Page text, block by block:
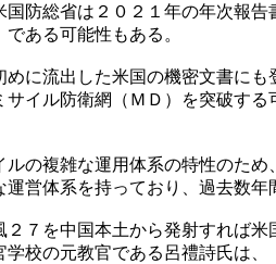
国防総省は２０２１年の年次報
ある可能性もある。
めに流出した米国の機密文書に
サイル防衛網（ＭＤ）を突破す
ルの複雑な運用体系の特性のた
運営体系を持っており、過去数
２７を中国本土から発射すれば
学校の元教官である呂禮詩氏は